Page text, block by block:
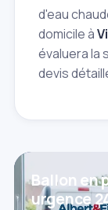
d'eau
domicile à
évaluera la
devis
Ballon en
urgence